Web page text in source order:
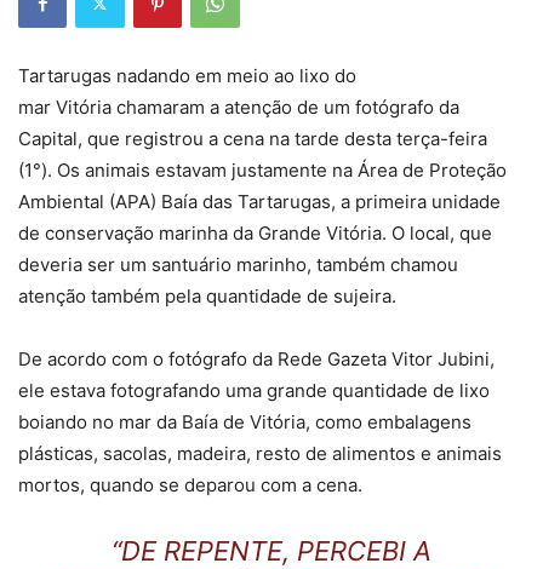
Tartarugas nadando em meio ao lixo do
mar Vitória chamaram a atenção de um fotógrafo da
Capital, que registrou a cena na tarde desta terça-feira
(1°). Os animais estavam justamente na Área de Proteção
Ambiental (APA) Baía das Tartarugas, a primeira unidade
de conservação marinha da Grande Vitória. O local, que
deveria ser um santuário marinho, também chamou
atenção também pela quantidade de sujeira.
De acordo com o fotógrafo da Rede Gazeta Vitor Jubini,
ele estava fotografando uma grande quantidade de lixo
boiando no mar da Baía de Vitória, como embalagens
plásticas, sacolas, madeira, resto de alimentos e animais
mortos, quando se deparou com a cena.
“DE REPENTE, PERCEBI A